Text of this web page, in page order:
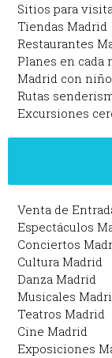
Sitios para
Tiendas Madrid
Restaurantes
Planes en cada
Madrid con
Rutas
Excursiones
Venta de
Espectáculos
Conciertos
Cultura Madrid
Danza Madrid
Musicales
Teatros Madrid
Cine Madrid
Exposiciones